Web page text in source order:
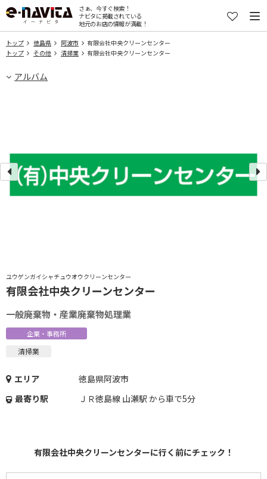
さぁ、今すぐ検索！
ナビタに掲載されている
地元のお店の情報が満載！
トップ 徳島県 阿波市
有限会社中央クリーンセンター
トップ
その他 清掃業 有限会社中央クリーンセンター
アルバム
ユウゲンガイシャチュウオウクリーンセンター
有限会社中央クリーンセンター
一般廃棄物・産業廃棄物処理業
企業・事務所
清掃業
エリア
徳島県阿波市
最寄り駅
ＪＲ徳島線 山瀬駅 から車で5分
有限会社中央クリーンセンターに行く前にチェック！